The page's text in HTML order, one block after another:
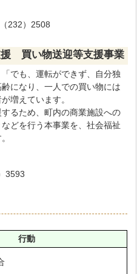
232）2508
買い物送迎等支援事業
でも、運転ができず、自分独
になり、一人での買い物には
増えています。
るため、町内の商業施設への
どを行う本事業を、社会福祉
3593
行動